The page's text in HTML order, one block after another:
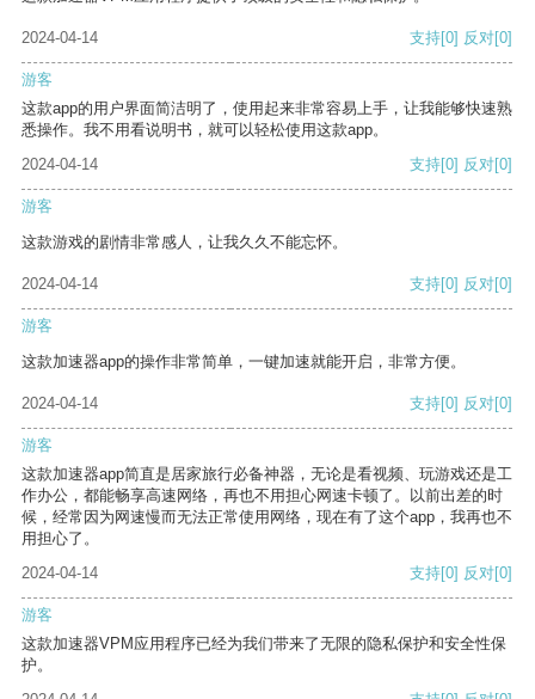
2024-04-14 支持[0] 反对[0]
游客
这款app的用户界面简洁明了，使用起来非常容易上手，让我能够快速熟
悉操作。我不用看说明书，就可以轻松使用这款app。
2024-04-14
支持[0] 反对[0]
游客
这款游戏的剧情非常感人，让我久久不能忘怀。
2024-04-14 支持[0] 反对[0]
游客
这款加速器app的操作非常简单，一键加速就能开启，非常方便。
2024-04-14 支持[0] 反对[0]
游客
这款加速器app简直是居家旅行必备神器，无论是看视频、玩游戏还是工
作办公，都能畅享高速网络，再也不用担心网速卡顿了。以前出差的时
候，经常因为网速慢而无法正常使用网络，现在有了这个app，我再也不
用担心了。
2024-04-14
支持[0] 反对[0]
游客
这款加速器VPM应用程序已经为我们带来了无限的隐私保护和安全性保
护。